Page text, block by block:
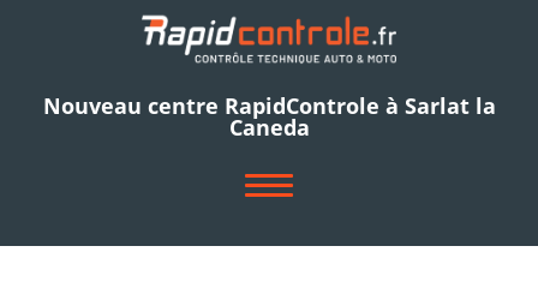
Nouveau centre RapidControle à Sarlat la
Caneda
ACCUEIL